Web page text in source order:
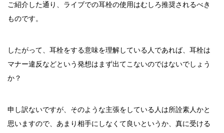
ご紹介した通り、ライブでの耳栓の使用はむしろ推奨されるべき
ものです。
したがって、耳栓をする意味を理解している人であれば、耳栓は
マナー違反などという発想はまず出てこないのではないでしょう
か？
申し訳ないですが、そのような主張をしている人は所詮素人かと
思いますので、あまり相手にしなくて良いというか、真に受ける